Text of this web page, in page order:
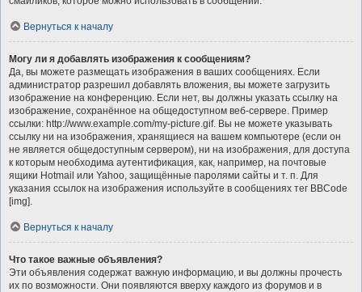
Вернуться к началу
Могу ли я добавлять изображения к сообщениям?
Да, вы можете размещать изображения в ваших сообщениях. Если
администратор разрешил добавлять вложения, вы можете загрузить
изображение на конференцию. Если нет, вы должны указать ссылку на
изображение, сохранённое на общедоступном веб-сервере. Пример
ссылки: http://www.example.com/my-picture.gif. Вы не можете указывать
ссылку ни на изображения, хранящиеся на вашем компьютере (если он
не является общедоступным сервером), ни на изображения, для доступа
к которым необходима аутентификация, как, например, на почтовые
ящики Hotmail или Yahoo, защищённые паролями сайты и т. п. Для
указания ссылок на изображения используйте в сообщениях тег BBCode
[img].
Вернуться к началу
Что такое важные объявления?
Эти объявления содержат важную информацию, и вы должны прочесть
их по возможности. Они появляются вверху каждого из форумов и в